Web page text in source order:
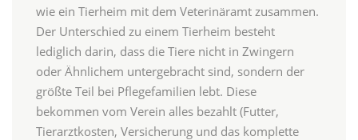
wie ein Tierheim mit dem Veterinäramt zusammen.
Der Unterschied zu einem Tierheim besteht
lediglich darin, dass die Tiere nicht in Zwingern
oder Ähnlichem untergebracht sind, sondern der
größte Teil bei Pflegefamilien lebt. Diese
bekommen vom Verein alles bezahlt (Futter,
Tierarztkosten, Versicherung und das komplette